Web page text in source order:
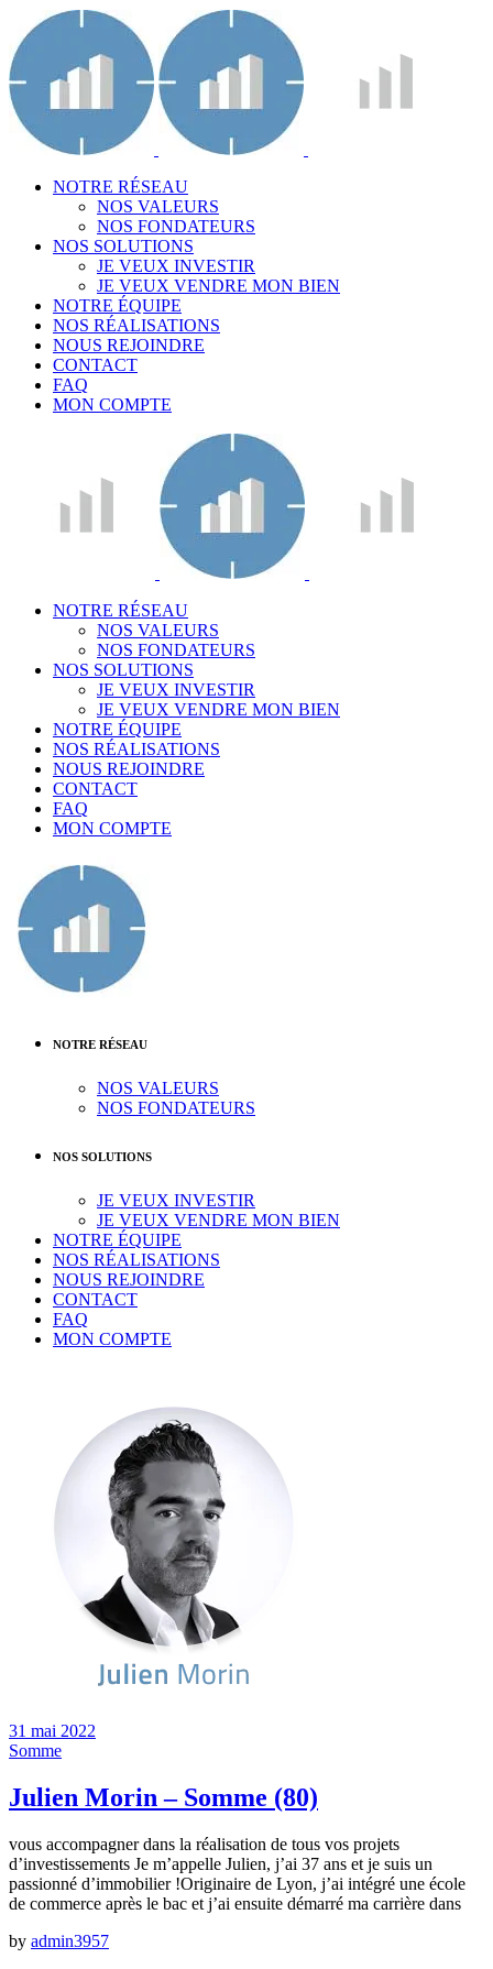
NOTRE RÉSEAU
NOS VALEURS
NOS FONDATEURS
NOS SOLUTIONS
JE VEUX INVESTIR
JE VEUX VENDRE MON BIEN
NOTRE ÉQUIPE
NOS RÉALISATIONS
NOUS REJOINDRE
CONTACT
FAQ
MON COMPTE
NOTRE RÉSEAU
NOS VALEURS
NOS FONDATEURS
NOS SOLUTIONS
JE VEUX INVESTIR
JE VEUX VENDRE MON BIEN
NOTRE ÉQUIPE
NOS RÉALISATIONS
NOUS REJOINDRE
CONTACT
FAQ
MON COMPTE
NOTRE RÉSEAU
NOS VALEURS
NOS FONDATEURS
NOS SOLUTIONS
JE VEUX INVESTIR
JE VEUX VENDRE MON BIEN
NOTRE ÉQUIPE
NOS RÉALISATIONS
NOUS REJOINDRE
CONTACT
FAQ
MON COMPTE
31 mai 2022
Somme
Julien Morin – Somme (80)
vous accompagner dans la réalisation de tous vos projets
d’investissements Je m’appelle Julien, j’ai 37 ans et je suis un
passionné d’immobilier !Originaire de Lyon, j’ai intégré une école
de commerce après le bac et j’ai ensuite démarré ma carrière dans
by admin3957